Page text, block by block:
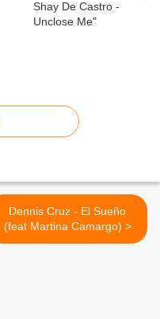
Dennis Cruz - El Sueño
(feat Martina Camargo) >